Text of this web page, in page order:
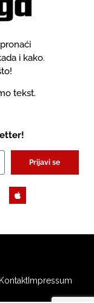
i kako.
tekst.
Prijavi se
KontaktImpressum